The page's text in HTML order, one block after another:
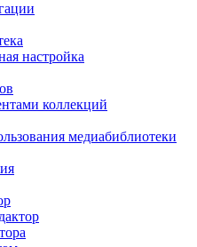
настройка
коллекций
медиабиблиотеки